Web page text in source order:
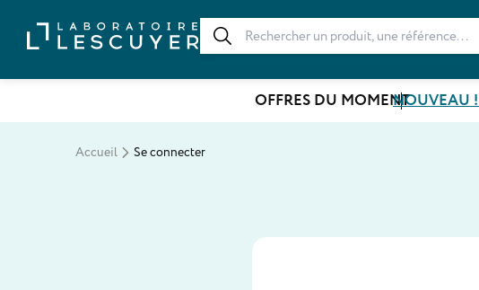
OFFRES DU MOMENTNOUVEAU
Accueil Se connecter